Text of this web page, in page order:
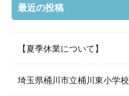
最近の投稿
【夏季休業について】
埼玉県桶川市立桶川東小学校